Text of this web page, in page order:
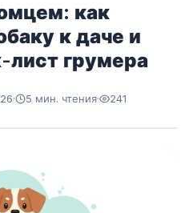
как
к даче и
грумера
· 5 мин. чтения· 241